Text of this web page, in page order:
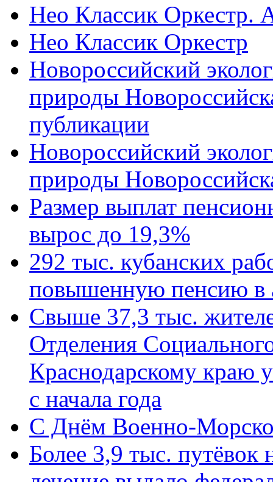
Нео Классик Оркестр.
Нео Классик Оркестр
Новороссийский
природы
публикации
Новороссийский
природы
Размер выплат
вырос до 19,3%
292 тыс. кубанских
повышенную пенсию в
Свыше 37,3 тыс.
Отделения
Краснодарскому краю
с начала года
C Днём Военно-
Более 3,9 тыс. путёвок